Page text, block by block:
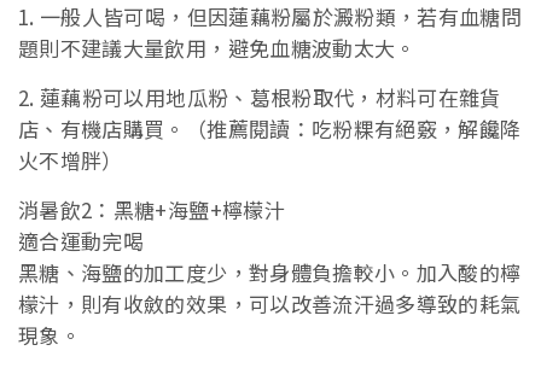
1. 一般人皆可喝，但因蓮藕粉屬於澱粉類，若有血糖問
題則不建議大量飲用，避免血糖波動太大。
2. 蓮藕粉可以用地瓜粉、葛根粉取代，材料可在雜貨
店、有機店購買。（推薦閱讀：吃粉粿有絕竅，解饞降
火不增胖）
消暑飲2：黑糖+海鹽+檸檬汁
適合運動完喝
黑糖、海鹽的加工度少，對身體負擔較小。加入酸的檸
檬汁，則有收斂的效果，可以改善流汗過多導致的耗氣
現象。